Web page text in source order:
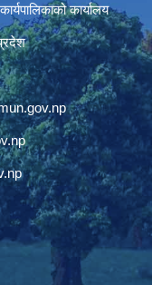
कार्यालय